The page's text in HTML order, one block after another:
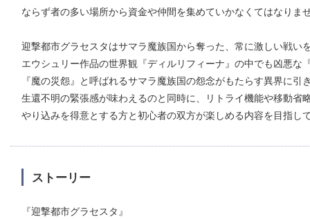
ならず者の多い場所から資金や仲間を集めていかなくてはなりま
迎撃都市グラセスタはサマラ魔族国から奪った、常に激しい戦い
エウシュリー作品の世界観『ディルリフィーナ』の中でも凶悪な
『魔の災怨』と呼ばれるサマラ魔族国の怨念がもたらす異界に
生還不明の緊張感が味わえるのと同時に、リトライ機能や移動省
やり込みを得意とする方と初心者の双方が楽しめる内容を目指し
ストーリー
『迎撃都市グラセスタ』